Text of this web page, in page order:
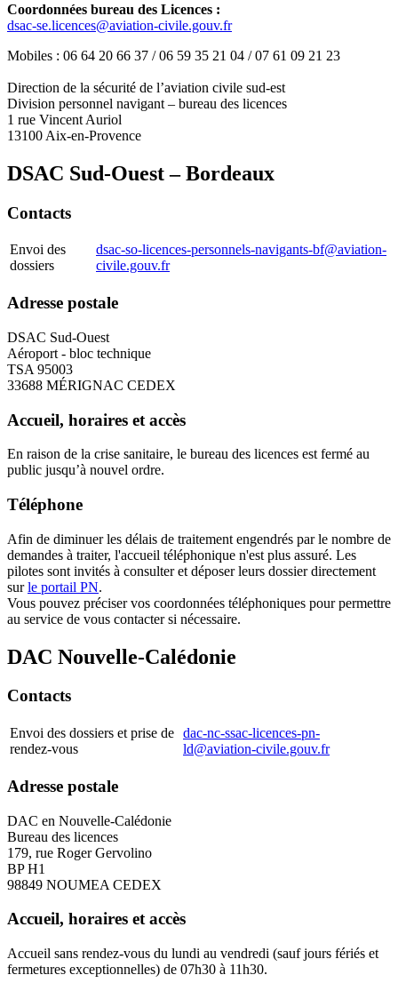
Coordonnées bureau des Licences :
dsac-se.licences@aviation-civile.gouv.fr
Mobiles : 06 64 20 66 37 / 06 59 35 21 04 / 07 61 09 21 23
Direction de la sécurité de l’aviation civile sud-est
Division personnel navigant – bureau des licences
1 rue Vincent Auriol
13100 Aix-en-Provence
DSAC Sud-Ouest – Bordeaux
Contacts
Envoi des
dossiers
dsac-so-licences-personnels-navigants-bf@aviation-
civile.gouv.fr
Adresse postale
DSAC Sud-Ouest
Aéroport - bloc technique
TSA 95003
33688 MÉRIGNAC CEDEX
Accueil, horaires et accès
En raison de la crise sanitaire, le bureau des licences est fermé au
public jusqu’à nouvel ordre.
Téléphone
Afin de diminuer les délais de traitement engendrés par le nombre de
demandes à traiter, l'accueil téléphonique n'est plus assuré. Les
pilotes sont invités à consulter et déposer leurs dossier directement
surle portail PN.
Vous pouvez préciser vos coordonnées téléphoniques pour permettre
au service de vous contacter si nécessaire.
DAC Nouvelle-Calédonie
Contacts
Envoi des dossiers et prise de
rendez-vous
dac-nc-ssac-licences-pn-
ld@aviation-civile.gouv.fr
Adresse postale
DAC en Nouvelle-Calédonie
Bureau des licences
179, rue Roger Gervolino
BP H1
98849 NOUMEA CEDEX
Accueil, horaires et accès
Accueil sans rendez-vous du lundi au vendredi (sauf jours fériés et
fermetures exceptionnelles) de 07h30 à 11h30.